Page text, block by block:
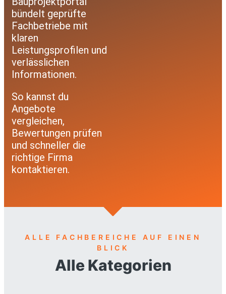
bündelt geprüfte
Fachbetriebe mit
klaren
Leistungsprofilen und
verlässlichen
Informationen.
So kannst du
Angebote
vergleichen,
Bewertungen prüfen
und schneller die
richtige Firma
kontaktieren.
ALLE FACHBEREICHE AUF EINEN
BLICK
Alle Kategorien